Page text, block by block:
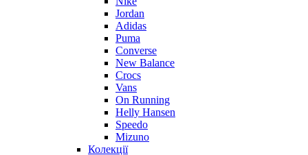
Jordan
Adidas
Puma
Converse
New Balance
Crocs
Vans
On Running
Helly Hansen
Speedo
Mizuno
Колекції